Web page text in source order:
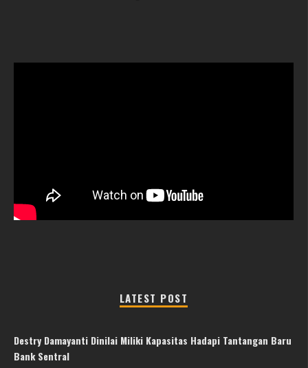
LATEST POST
Destry Damayanti Dinilai Miliki Kapasitas Hadapi Tantangan Baru
Bank Sentral